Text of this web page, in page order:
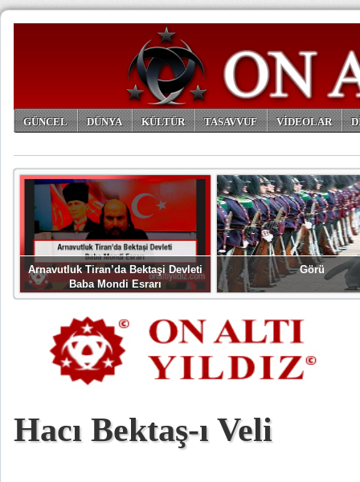
GÜNCEL DÜNYA KÜLTÜR TASAVVUF VİDEOLAR
Arnavutluk Tiran’da Bektaşi Devleti
Baba Mondi Esrarı
Görü
Hacı Bektaş-ı Veli